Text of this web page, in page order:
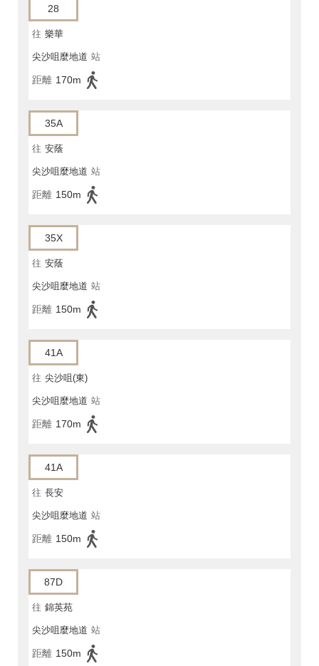
28
往 樂華
尖沙咀麼地道 站
距離 170m
35A
往 安蔭
尖沙咀麼地道 站
距離 150m
35X
往 安蔭
尖沙咀麼地道 站
距離 150m
41A
往 尖沙咀(東)
尖沙咀麼地道 站
距離 170m
41A
往 長安
尖沙咀麼地道 站
距離 150m
87D
往 錦英苑
尖沙咀麼地道 站
距離 150m